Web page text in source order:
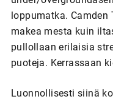
loppumatka.
makea mesta kuin
pullollaan erilaisia
puoteja. Kerrassaan
Luonnollisesti siinä